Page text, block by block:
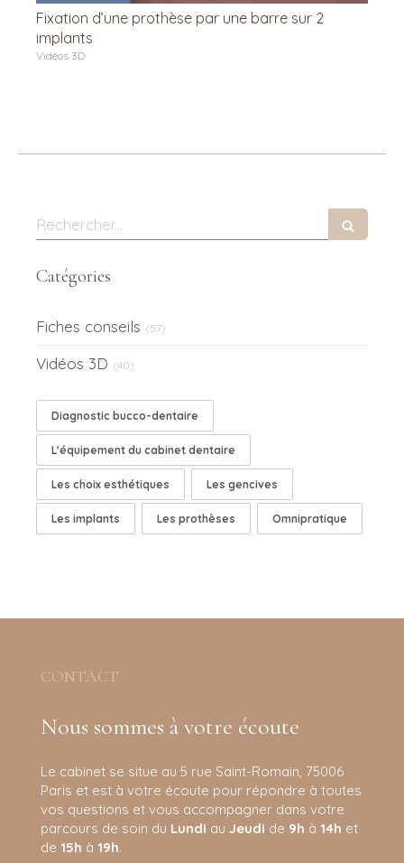
Fixation d’une prothèse par une barre sur 2
implants
Vidéos 3D
Rechercher
Catégories
Fiches conseils (57)
Vidéos 3D (40)
Diagnostic bucco-dentaire
L'équipement du cabinet dentaire
Les choix esthétiques Les gencives
Les implants Les prothèses Omnipratique
CONTACT
Nous sommes à votre écoute
Le cabinet se situe au 5 rue Saint-Romain, 75006
Paris et est à votre écoute pour répondre à toutes
vos questions et vous accompagner dans votre
parcours de soin du Lundi au Jeudi de 9h à 14h et
de 15h à 19h.